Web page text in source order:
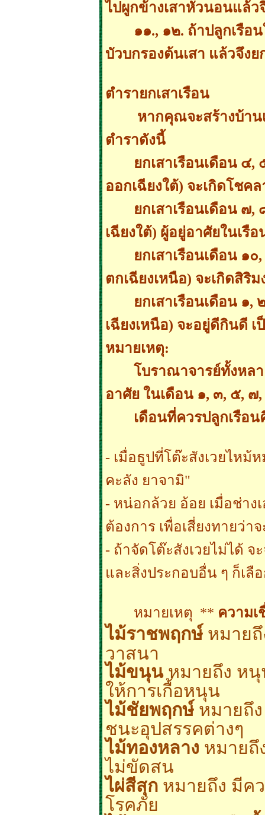
ไปผูกข้างเสาหัวนอนแล้ว
๑๑., ๑๒. ถ้าปลูกเรือ
บัวบกรองต้นเสา แล้วจึงย
ตำรายกเสาเรือน
หากคุณจะสร้างบ้านเรื
ตำราดังนี้
ยกเสาเรือนเดือน ๔
ออกเฉียงใต้) จะเกิดโชค
ยกเสาเรือนเดือน ๗
เฉียงใต้) ผู้อยู่อาศัยในเ
ยกเสาเรือนเดือน ๑
ตกเฉียงเหนือ) จะเกิดสิริ
ยกเสาเรือนเดือน ๑,
เฉียงเหนือ) จะอยู่ดีกินดี
หมายเหตุ:
โบราณาจารย์ทั้งหล
อาศัย ในเดือน ๑, ๓, ๕, ๗
เดือนที่ควรปลูกเรือ
- เมื่อธูปที่โต๊ะสังเวยไหม้
คะลัง ยาจามิ"
- หน่อกล้วย อ้อย เมื่อช่าง
ต้องการ เพื่อเสี่ยงทายว่า
- ถ้าจัดโต๊ะสังเวยไม่ได้
และสิ่งประกอบอื่น ๆ ก็เลื
หมายเหตุ ** ความเ
ไม้ราชพฤกษ์ หมาย
วาสนา
ไม้ขนุน หมายถึง ห
ให้การเกื้อหนุน
ไม้ชัยพฤกษ์ หมายถึ
ชนะอุปสรรคต่างๆ
ไม้ทองหลาง หมายถึ
ไม่ขัดสน
ไผ่สีสุก หมายถึง มีค
โรคภัย